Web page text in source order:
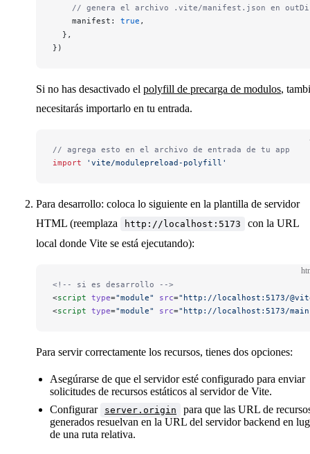
// genera el archivo .vite/manifest.json en
manifest : true ,
  },
})
Si no has desactivado el polyfill de precarga de modulos,
necesitarás importarlo en tu entrada.
// agrega esto en el archivo de entrada de tu app
import 'vite/modulepreload-polyfill'
Para desarrollo: coloca lo siguiente en la plantilla de servidor
HTML (reemplaza
http://localhost:5173
con la URL
local donde Vite se está ejecutando):
<!-- si es desarrollo -->
<script type="module" src="http://localhost:5173/
<script type="module" src="http://localhost:5173/
Para servir correctamente los recursos, tienes dos opciones:
Asegúrarse de que el servidor esté configurado para enviar
solicitudes de recursos estáticos al servidor de Vite.
Configurar
server.origin
para que las URL de
generados resuelvan en la URL del servidor backend en
de una ruta relativa.